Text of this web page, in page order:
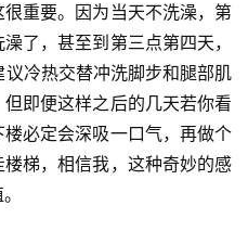
重要。因为当天不洗澡，第
了，甚至到第三点第四天，
冷热交替冲洗脚步和腿部肌
即便这样之后的几天若你看
必定会深吸一口气，再做个
梯，相信我，这种奇妙的感